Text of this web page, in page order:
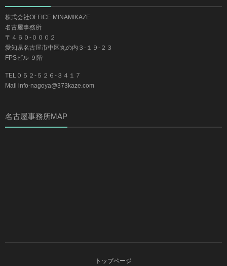
株式会社OFFICE MINAMIKAZE
名古屋事務所
〒４６０-０００２
愛知県名古屋市中区丸の内３-１９-２３
FPSビル ９階
TEL０５２-５２６-３４１７
Mail info-nagoya@373kaze.com
名古屋事務所MAP
トップページ